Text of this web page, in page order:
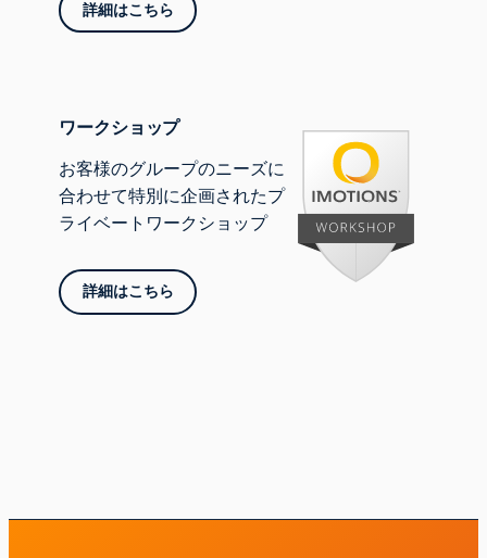
詳細はこちら
ワークショップ
お客様のグループのニーズに
合わせて特別に企画されたプ
ライベートワークショップ
詳細はこちら